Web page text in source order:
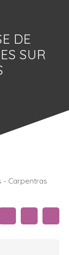
DE
SUR
- Carpentras